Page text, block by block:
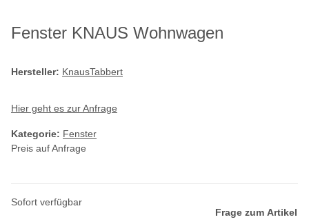
Fenster KNAUS Wohnwagen
Hersteller: KnausTabbert
Hier geht es zur Anfrage
Kategorie: Fenster
Preis auf Anfrage
Sofort verfügbar
Frage zum Artikel